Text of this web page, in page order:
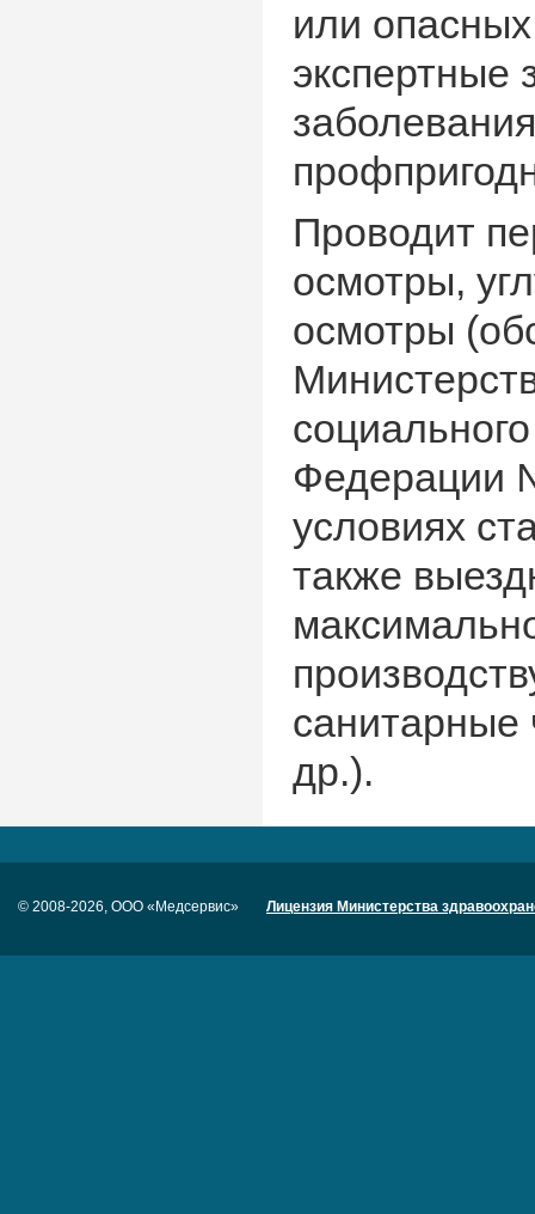
или
экспертные
Проводит
осмотры,
осмотры
Федерации
условиях
также
санитарные
др.).
© 2008-2026, ООО «Медсервис» Лицензия Министерства